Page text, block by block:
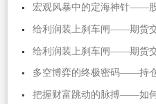
宏观风暴中的定海神针——
给利润装上刹车闸——期货
给利润装上刹车闸——期货
多空博弈的终极密码——持
把握财富跳动的脉搏——如